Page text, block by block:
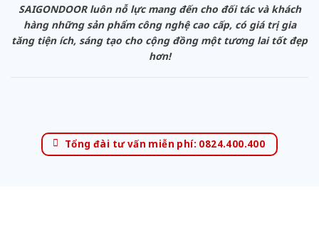
SAIGONDOOR luôn nỗ lực mang đến cho đối tác và khách
hàng những sản phẩm công nghệ cao cấp, có giá trị gia
tăng tiện ích, sáng tạo cho cộng đồng một tương lai tốt đẹp
hơn!
Tổng đài tư vấn miễn phí: 0824.400.400